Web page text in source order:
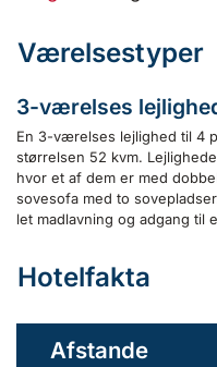
Værelsestyper
3-værelses
En 3-værelses lejlighed til 4
størrelsen 52 kvm.
hvor et af dem er med
sovesofa med to
let madlavning og adgang til
Hotelfakta
Afstande